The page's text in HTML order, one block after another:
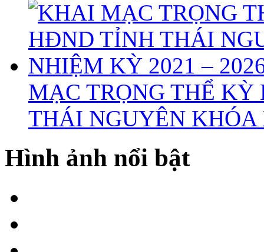
MẠC TRỌNG THỂ
THÁI NGUYÊN KHÓA
Hình ảnh nổi bật